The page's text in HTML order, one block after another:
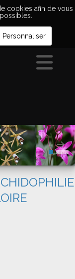
cookies afin de vous
Personnaliser